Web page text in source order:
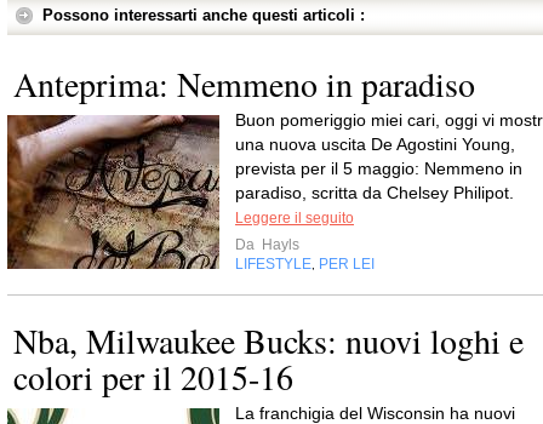
Possono interessarti anche questi articoli :
Anteprima: Nemmeno in paradiso
Buon pomeriggio miei cari, oggi vi mostr
una nuova uscita De Agostini Young,
prevista per il 5 maggio: Nemmeno in
paradiso, scritta da Chelsey Philipot.
Leggere il seguito
Da Hayls
LIFESTYLE PER LEI
Nba, Milwaukee Bucks: nuovi loghi e
colori per il 2015-16
La franchigia del Wisconsin ha nuovi